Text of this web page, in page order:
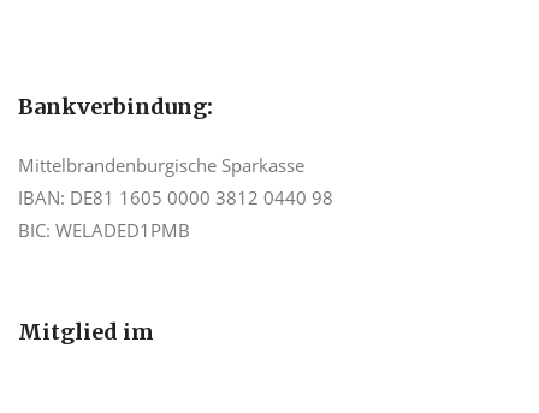
Bankverbindung:
Mittelbrandenburgische Sparkasse
IBAN: DE81 1605 0000 3812 0440 98
BIC: WELADED1PMB
Mitglied im